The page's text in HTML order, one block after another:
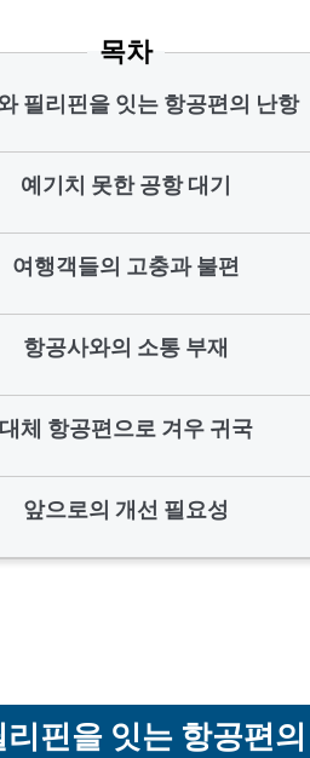
목차
필리핀을 잇는 항공편의 난항
예기치 못한 공항 대기
여행객들의 고충과 불편
항공사와의 소통 부재
대체 항공편으로 겨우 귀국
앞으로의 개선 필요성
핀을 잇는 항공편